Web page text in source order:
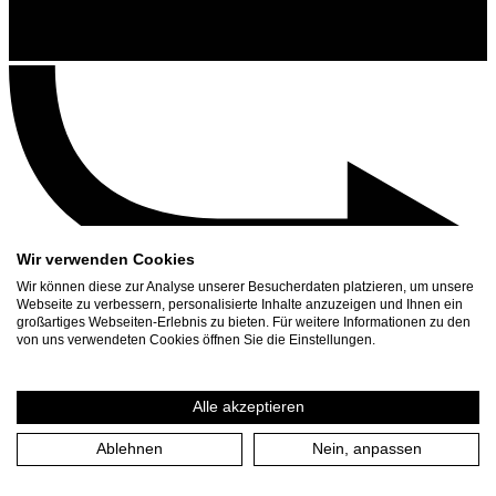
Contact
Press Download
Wir verwenden Cookies
Wir können diese zur Analyse unserer Besucherdaten platzieren, um unsere
Webseite zu verbessern, personalisierte Inhalte anzuzeigen und Ihnen ein
großartiges Webseiten-Erlebnis zu bieten. Für weitere Informationen zu den
von uns verwendeten Cookies öffnen Sie die Einstellungen.
Alle akzeptieren
Ablehnen Nein, anpassen